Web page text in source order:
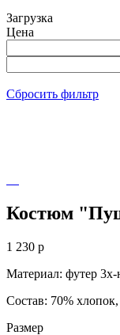
Загрузка
Цена
Сбросить фильтр
Костюм
1 230 p
Материал: футер 3х-
Состав: 70%
Размер